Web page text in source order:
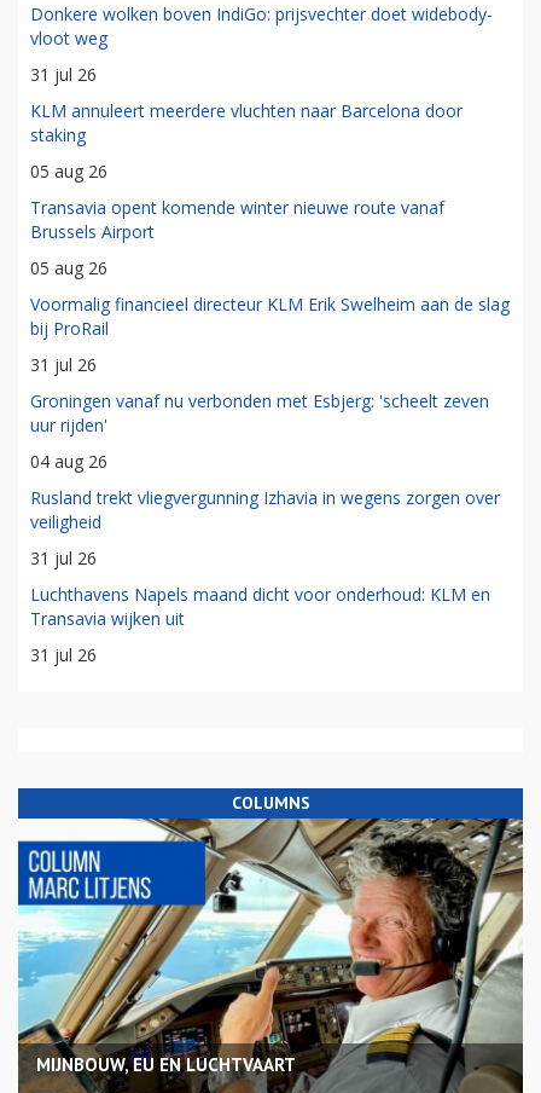
Donkere wolken boven IndiGo: prijsvechter doet widebody-
vloot weg
31 jul 26
KLM annuleert meerdere vluchten naar Barcelona door
staking
05 aug 26
Transavia opent komende winter nieuwe route vanaf
Brussels Airport
05 aug 26
Voormalig financieel directeur KLM Erik Swelheim aan de slag
bij ProRail
31 jul 26
Groningen vanaf nu verbonden met Esbjerg: 'scheelt zeven
uur rijden'
04 aug 26
Rusland trekt vliegvergunning Izhavia in wegens zorgen over
veiligheid
31 jul 26
Luchthavens Napels maand dicht voor onderhoud: KLM en
Transavia wijken uit
31 jul 26
COLUMNS
MIJNBOUW, EU EN LUCHTVAART